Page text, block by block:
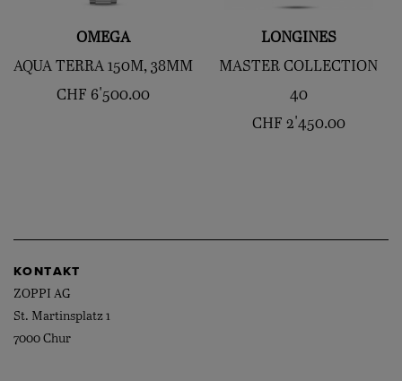
OMEGA
AQUA TERRA 150M, 38MM
CHF 6'500.00
LONGINES
MASTER COLLECTION
40
CHF 2'450.00
KONTAKT
ZOPPI AG
St. Martinsplatz 1
7000 Chur